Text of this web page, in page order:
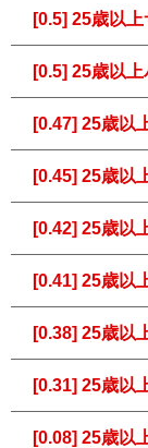
[0.5] 25歳以上
[0.5] 25歳以上
[0.47] 25歳以
[0.45] 25歳以
[0.42] 25歳以
[0.41] 25歳以
[0.38] 25歳以
[0.31] 25歳以
[0.08] 25歳以